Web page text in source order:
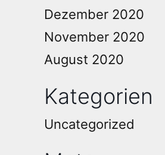
Dezember 2020
November 2020
August 2020
Kategorien
Uncategorized